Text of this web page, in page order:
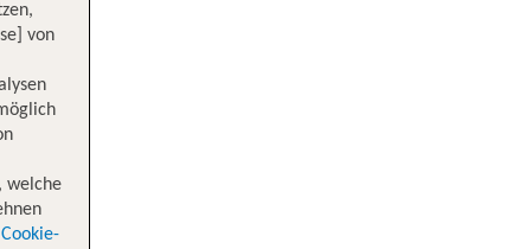
von
welche
Cookie-